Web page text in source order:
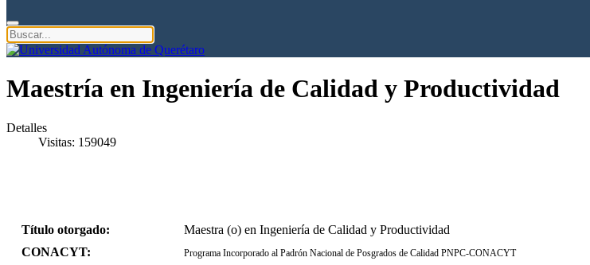
Maestría en Ingeniería de Calidad y Productividad
Detalles
Visitas: 159049
Título otorgado:
Maestra (o) en Ingeniería de Calidad y Productividad
CONACYT:
Programa Incorporado al Padrón Nacional de Posgrados de Calidad PNPC-CONACYT